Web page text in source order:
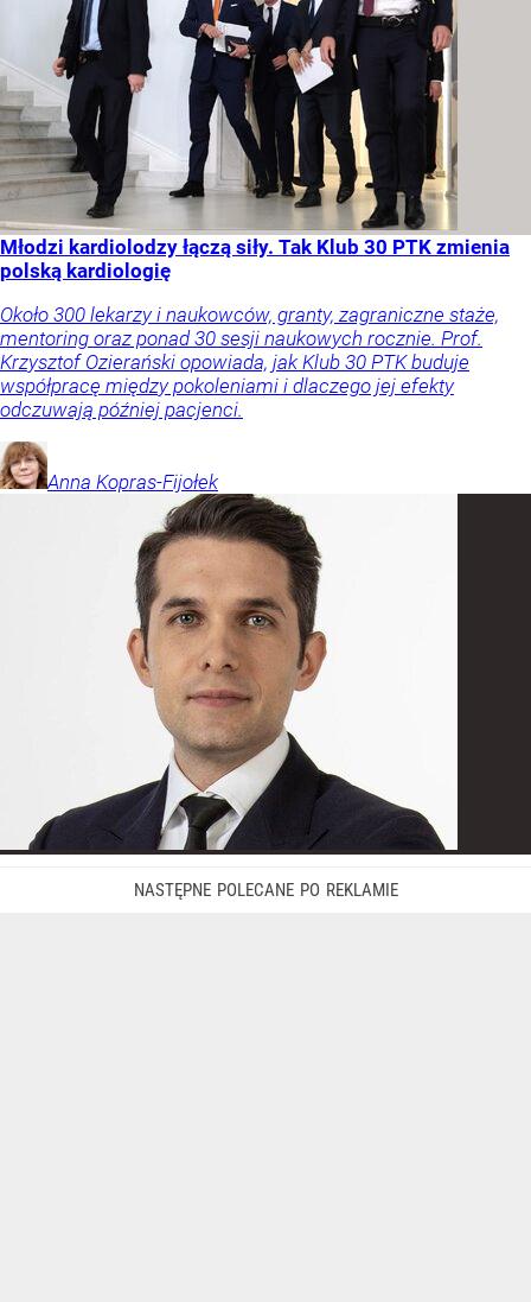
Młodzi kardiolodzy łączą siły. Tak Klub 30 PTK zmienia
polską kardiologię
Około 300 lekarzy i naukowców, granty, zagraniczne staże,
mentoring oraz ponad 30 sesji naukowych rocznie. Prof.
Krzysztof Ozierański opowiada, jak Klub 30 PTK buduje
współpracę między pokoleniami i dlaczego jej efekty
odczuwają później pacjenci.
Anna Kopras-Fijołek